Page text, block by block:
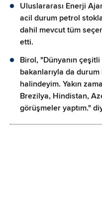
Uluslararası Enerji
acil durum petrol
dahil mevcut tüm
etti.
Birol, "Dünyanın
bakanlarıyla da durum
halindeyim. Yakın
Brezilya, Hindistan,
görüşmeler yaptım."